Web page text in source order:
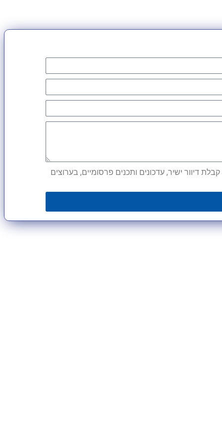
דיוור ישיר, עדכונים ותכנים פרסומיים, בערוצים